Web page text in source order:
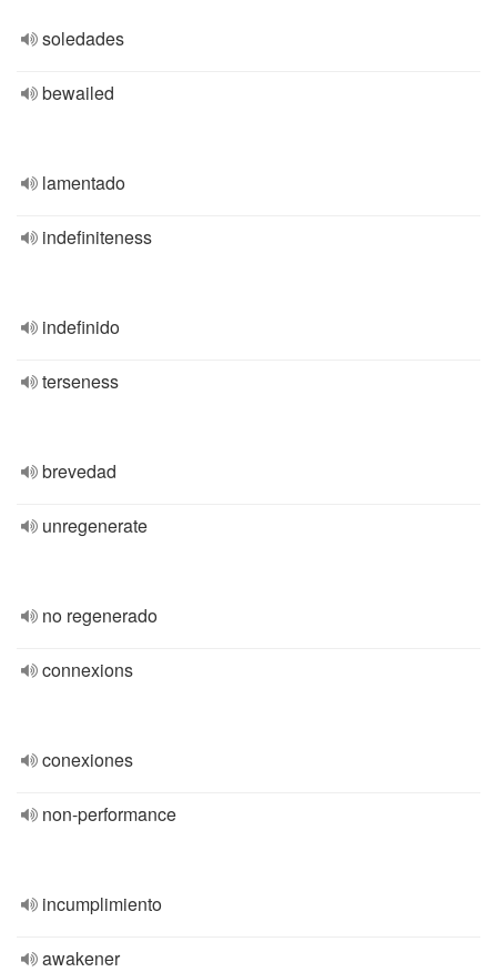
soledades
bewailed
lamentado
indefiniteness
indefinido
terseness
brevedad
unregenerate
no regenerado
connexions
conexiones
non-performance
incumplimiento
awakener